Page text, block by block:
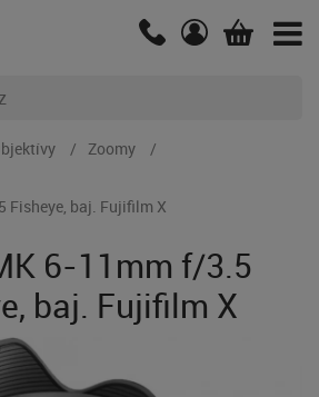
Zoomy
Fisheye, baj. Fujifilm X
6-11mm f/3.5
baj. Fujifilm X